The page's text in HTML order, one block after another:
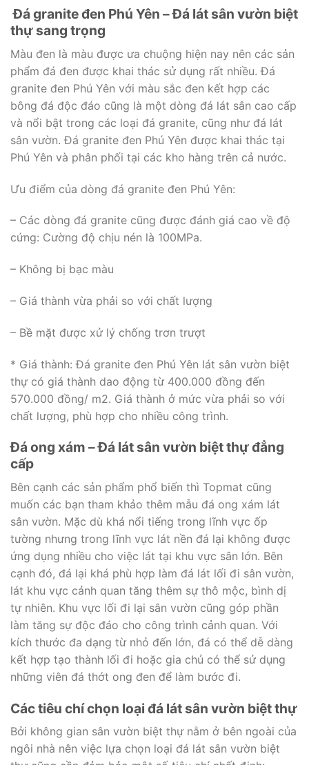
Đá granite đen Phú Yên – Đá lát sân vườn biệt
thự sang trọng
Màu đen là màu được ưa chuộng hiện nay nên các sản
phẩm đá đen được khai thác sử dụng rất nhiều. Đá
granite đen Phú Yên với màu sắc đen kết hợp các
bông đá độc đáo cũng là một dòng đá lát sân cao cấp
và nổi bật trong các loại đá granite, cũng như đá lát
sân vườn. Đá granite đen Phú Yên được khai thác tại
Phú Yên và phân phối tại các kho hàng trên cả nước.
Ưu điểm của dòng đá granite đen Phú Yên:
– Các dòng đá granite cũng được đánh giá cao về độ
cứng: Cường độ chịu nén là 100MPa.
– Không bị bạc màu
– Giá thành vừa phải so với chất lượng
– Bề mặt được xử lý chống trơn trượt
* Giá thành: Đá granite đen Phú Yên lát sân vườn biệt
thự có giá thành dao động từ 400.000 đồng đến
570.000 đồng/ m2. Giá thành ở mức vừa phải so với
chất lượng, phù hợp cho nhiều công trình.
Đá ong xám – Đá lát sân vườn biệt thự đẳng
cấp
Bên cạnh các sản phẩm phổ biến thì Topmat cũng
muốn các bạn tham khảo thêm mẫu đá ong xám lát
sân vườn. Mặc dù khá nổi tiếng trong lĩnh vực ốp
tường nhưng trong lĩnh vực lát nền đá lại không được
ứng dụng nhiều cho việc lát tại khu vực sân lớn. Bên
cạnh đó, đá lại khá phù hợp làm đá lát lối đi sân vườn,
lát khu vực cảnh quan tăng thêm sự thô mộc, bình dị
tự nhiên. Khu vực lối đi lại sân vườn cũng góp phần
làm tăng sự độc đáo cho công trình cảnh quan. Với
kích thước đa dạng từ nhỏ đến lớn, đá có thể dễ dàng
kết hợp tạo thành lối đi hoặc gia chủ có thể sử dụng
những viên đá thớt ong đen để làm bước đi.
Các tiêu chí chọn loại đá lát sân vườn biệt thự
Bởi không gian sân vườn biệt thự nằm ở bên ngoài của
ngôi nhà nên việc lựa chọn loại đá lát sân vườn biệt